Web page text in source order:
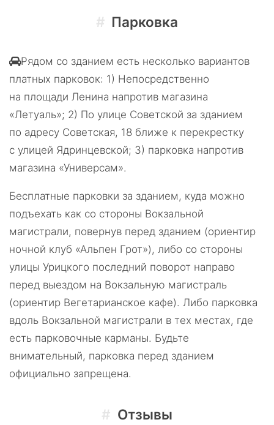
Парковка
Рядом со зданием есть несколько вариантов
платных парковок: 1) Непосредственно
на площади Ленина напротив магазина
«Летуаль»; 2) По улице Советской за зданием
по адресу Советская, 18 ближе к перекрестку
с улицей Ядринцевской; 3) парковка напротив
магазина «Универсам».
Бесплатные парковки за зданием, куда можно
подъехать как со стороны Вокзальной
магистрали, повернув перед зданием (ориентир
ночной клуб «Альпен Грот»), либо со стороны
улицы Урицкого последний поворот направо
перед выездом на Вокзальную магистраль
(ориентир Вегетарианское кафе). Либо парковка
вдоль Вокзальной магистрали в тех местах, где
есть парковочные карманы. Будьте
внимательный, парковка перед зданием
официально запрещена.
Отзывы